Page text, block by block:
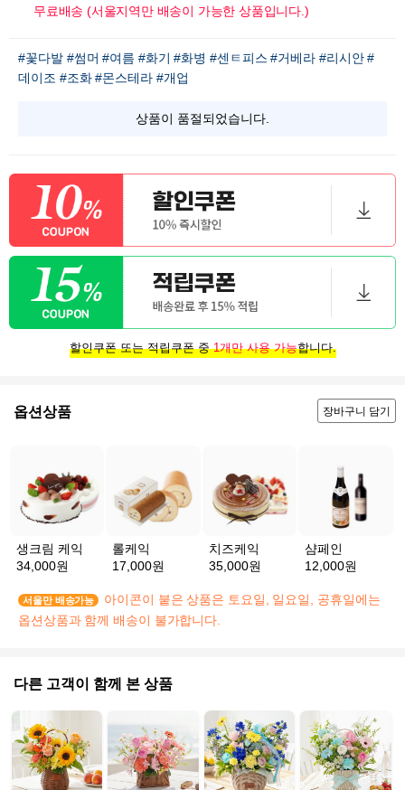
무료배송 (서울지역만 배송이 가능한 상품입니다.)
#꽃다발 #썸머 #여름 #화기 #화병 #센ㅌ피스 #거베라 #리시안 #
데이조 #조화 #몬스테라 #개업
상품이 품절되었습니다.
할인쿠폰 또는 적립쿠폰 중1개만 사용 가능합니다.
옵션상품 장바구니 담기
생크림 케익
34,000원
롤케익
17,000원
치즈케익
35,000원
샴페인
12,000원
서울만 배송가능
아이콘이 붙은 상품은 토요일, 일요일, 공휴일에는
옵션상품과 함께 배송이 불가합니다.
다른 고객이 함께 본 상품